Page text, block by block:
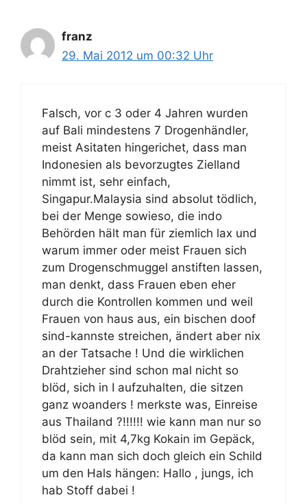
franz
29. Mai 2012 um 00:32 Uhr
Falsch, vor c 3 oder 4 Jahren wurden
auf Bali mindestens 7 Drogenhändler,
meist Asitaten hingerichet, dass man
Indonesien als bevorzugtes Zielland
nimmt ist, sehr einfach,
Singapur.Malaysia sind absolut tödlich,
bei der Menge sowieso, die indo
Behörden hält man für ziemlich lax und
warum immer oder meist Frauen sich
zum Drogenschmuggel anstiften lassen,
man denkt, dass Frauen eben eher
durch die Kontrollen kommen und weil
Frauen von haus aus, ein bischen doof
sind-kannste streichen, ändert aber nix
an der Tatsache ! Und die wirklichen
Drahtzieher sind schon mal nicht so
blöd, sich in I aufzuhalten, die sitzen
ganz woanders ! merkste was, Einreise
aus Thailand ?!!!!!! wie kann man nur so
blöd sein, mit 4,7kg Kokain im Gepäck,
da kann man sich doch gleich ein Schild
um den Hals hängen: Hallo , jungs, ich
hab Stoff dabei !